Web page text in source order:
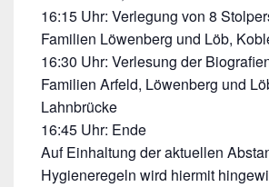
16:15 Uhr: Verlegung von 8
Familien Löwenberg und Löb,
16:30 Uhr: Verlesung der
Familien Arfeld, Löwenberg und
Lahnbrücke
16:45 Uhr: Ende
Auf Einhaltung der aktuellen
Hygieneregeln wird hiermit